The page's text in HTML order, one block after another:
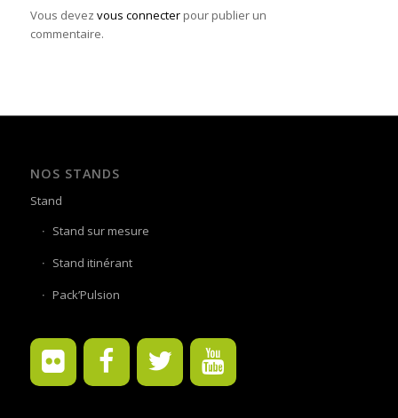
Vous devez vous connecterpour publier un
commentaire.
NOS STANDS
Stand
Stand sur mesure
Stand itinérant
Pack’Pulsion